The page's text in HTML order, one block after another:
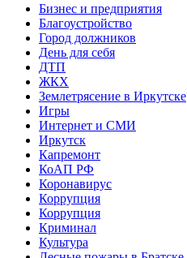
Бизнес и предприятия
Благоустройство
Город должников
День для себя
ДТП
ЖКХ
Землетрясение в Иркутске
Игры
Интернет и СМИ
Иркутск
Капремонт
КоАП РФ
Коронавирус
Коррупция
Коррупция
Криминал
Культура